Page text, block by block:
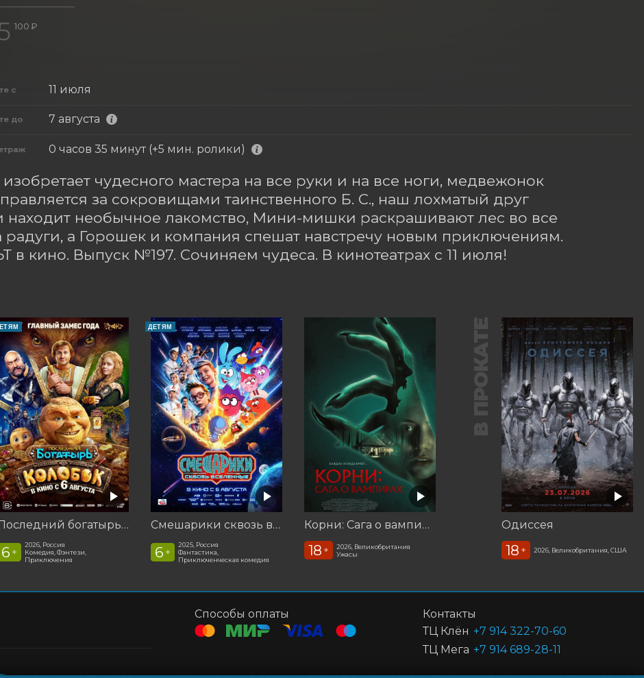
100 ₽
с 11 июля
до 7 августа
0 часов 35 минут (+5 мин. ролики)
чудесного мастера на все руки и на все ноги, медвежонок
за сокровищами таинственного Б. С., наш лохматый друг
находит необычное лакомство, Мини-мишки раскрашивают лес во все
радуги, а Горошек и компания спешат навстречу новым приключениям.
в кино. Выпуск №197. Сочиняем чудеса. В кинотеатрах с 11 июля!
Последний богатырь. Колобок
6 +
2026, Россия
Комедия, Фэнтези,
Приключения
ДЕТЯМ
Смешарики сквозь вселенные
6 +
2025, Россия
Фантастика,
Приключенческая комедия
Корни: Сага о вампирах
18 +
2026, Великобритания
Ужасы
В ПРОКАТЕ
Одиссея
18 + 2026, Великобритания, США
Способы оплаты
Контакты
ТЦ Клён +7 914 322-70-60
ТЦ Мега +7 914 689-28-11